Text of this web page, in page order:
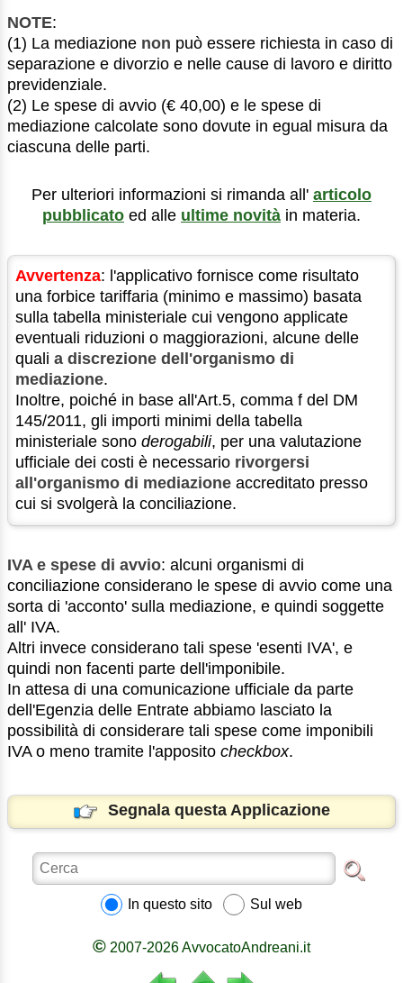
NOTE:
(1) La mediazione non può essere richiesta in caso di
separazione e divorzio e nelle cause di lavoro e diritto
previdenziale.
(2) Le spese di avvio (€ 40,00) e le spese di
mediazione calcolate sono dovute in egual misura da
ciascuna delle parti.
Per ulteriori informazioni si rimanda all' articolo
pubblicato ed alle ultime novità in materia.
Avvertenza: l'applicativo fornisce come risultato
una forbice tariffaria (minimo e massimo) basata
sulla tabella ministeriale cui vengono applicate
eventuali riduzioni o maggiorazioni, alcune delle
quali a discrezione dell'organismo di
mediazione.
Inoltre, poiché in base all'Art.5, comma f del DM
145/2011, gli importi minimi della tabella
ministeriale sono derogabili, per una valutazione
ufficiale dei costi è necessario rivorgersi
all'organismo di mediazione accreditato presso
cui si svolgerà la conciliazione.
IVA e spese di avvio: alcuni organismi di
conciliazione considerano le spese di avvio come una
sorta di 'acconto' sulla mediazione, e quindi soggette
all' IVA.
Altri invece considerano tali spese 'esenti IVA', e
quindi non facenti parte dell'imponibile.
In attesa di una comunicazione ufficiale da parte
dell'Egenzia delle Entrate abbiamo lasciato la
possibilità di considerare tali spese come imponibili
IVA o meno tramite l'apposito checkbox.
Segnala questa Applicazione
In questo sito Sul web
© 2007-2026 AvvocatoAndreani.it